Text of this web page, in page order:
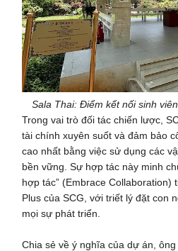
Sala Thai: Điểm kết nối sinh
Trong vai trò đối tác chiến lược,
tài chính xuyên suốt và đảm bảo
cao nhất bằng việc sử dụng các
bền vững. Sự hợp tác này minh
hợp tác” (Embrace Collaboration)
Plus của SCG, với triết lý đặt con
mọi sự phát triển.
Chia sẻ về ý nghĩa của dự án,